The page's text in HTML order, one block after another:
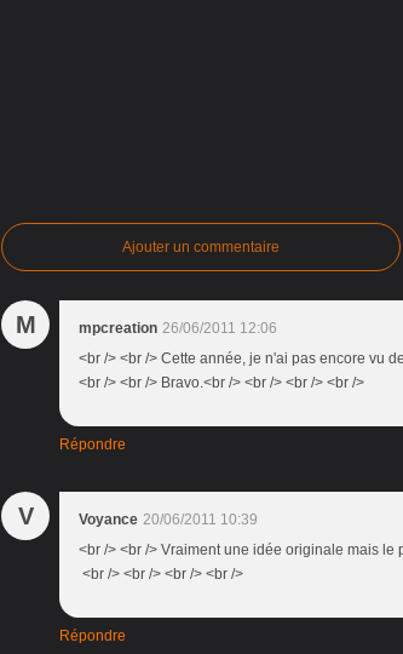
Ajouter un commentaire
M mpcreation 26/06/2011 12:06
<br /> <br /> Cette année, je n'ai pas encore vu
<br /> <br /> Bravo.<br /> <br /> <br /> <br />
Répondre
V Voyance 20/06/2011 10:39
<br /> <br /> Vraiment une idée originale mais le
<br /> <br /> <br /> <br />
Répondre